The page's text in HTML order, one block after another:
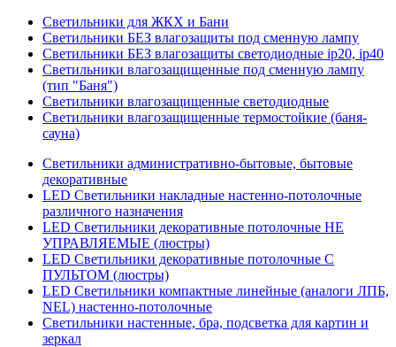
Светильники для ЖКХ и Бани
Светильники БЕЗ влагозащиты под сменную лампу
Светильники БЕЗ влагозащиты светодиодные ip20, ip40
Светильники влагозащищенные под сменную лампу
(тип "Баня")
Светильники влагозащищенные светодиодные
Светильники влагозащищенные термостойкие (баня-
сауна)
Светильники административно-бытовые, бытовые
декоративные
LED Cветильники накладные настенно-потолочные
различного назначения
LED Светильники декоративные потолочные НЕ
УПРАВЛЯЕМЫЕ (люстры)
LED Светильники декоративные потолочные С
ПУЛЬТОМ (люстры)
LED Светильники компактные линейные (аналоги ЛПБ,
NEL) настенно-потолочные
Светильники настенные, бра, подсветка для картин и
зеркал